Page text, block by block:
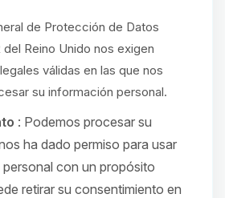
de Protección de Datos
del Reino Unido nos exigen
válidas en las que nos
su información personal.
: Podemos procesar su
ha dado permiso para usar
con un propósito
retirar su consentimiento en